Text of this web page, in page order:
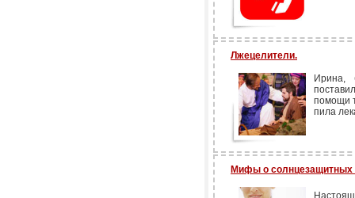
Лжецелители.
Ирина,
помощи
пила
Мифы о солнцезащитных